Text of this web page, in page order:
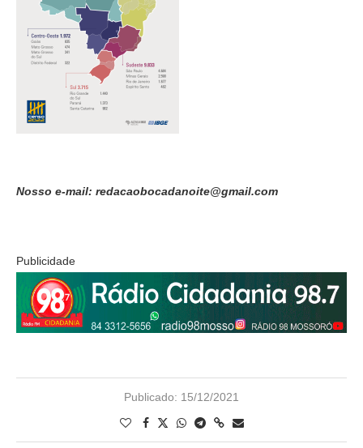
Nosso e-mail: redacaobocadanoite@gmail.com
Publicidade
Publicado: 15/12/2021